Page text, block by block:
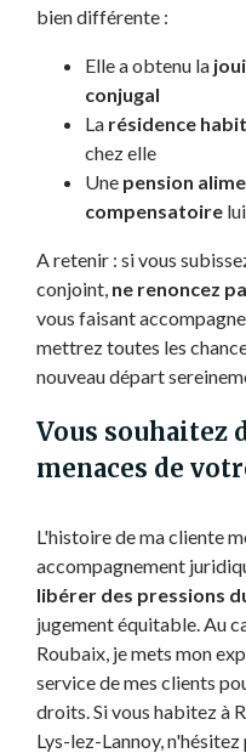
bien différente :
Elle a obtenu la
conjugal
La résidence
chez elle
Une pension
compensatoirelui
A retenir : si vous
conjoint, ne renoncez
vous faisant
mettrez toutes les
nouveau départ
Vous souhaitez
menaces de
L'histoire de ma cliente
accompagnement
libérer des pressions
jugement équitable. Au
Roubaix, je mets mon
service de mes clients
droits. Si vous habitez à
Lys-lez-Lannoy,